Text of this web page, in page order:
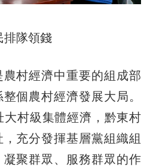
排隊領錢
村經濟中重要的組成部
個農村經濟發展大局。
大村級集體經濟，黔東村
充分發揮基層黨組織組
聚群眾、服務群眾的作